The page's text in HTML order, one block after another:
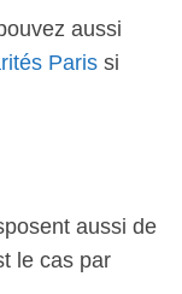
aussi
Paris si
aussi de
le cas par